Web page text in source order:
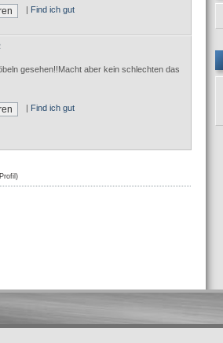
| Find ich gut
gesehen!!Macht aber kein schlechten das
| Find ich gut